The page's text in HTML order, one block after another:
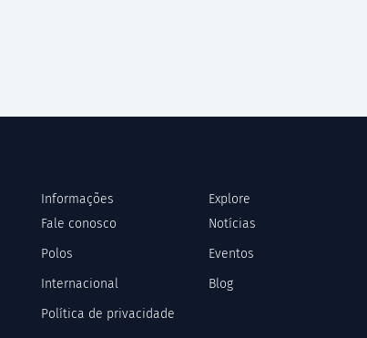
Informações
Fale conosco
Polos
Internacional
Política de privacidade
Explore
Notícias
Eventos
Blog